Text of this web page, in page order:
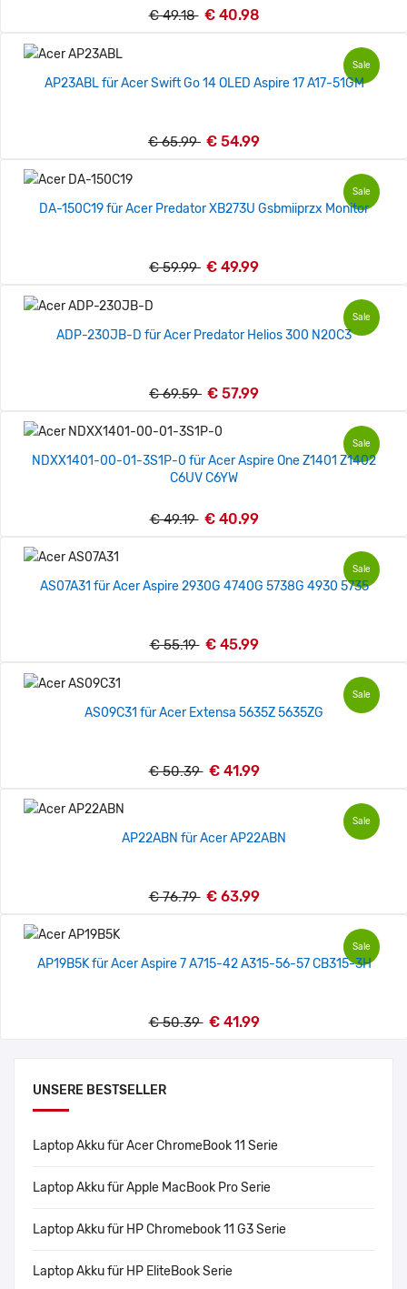
UNSERE BESTSELLER
Laptop Akku für Acer ChromeBook 11 Serie
Laptop Akku für Apple MacBook Pro Serie
Laptop Akku für HP Chromebook 11 G3 Serie
Laptop Akku für HP EliteBook Serie
€ 49.18 € 40.98
Sale
AP23ABL für Acer Swift Go 14 OLED Aspire 17 A17-51GM
€ 65.99 € 54.99
Sale
DA-150C19 für Acer Predator XB273U Gsbmiiprzx Monitor
€ 59.99 € 49.99
Sale
ADP-230JB-D für Acer Predator Helios 300 N20C3
€ 69.59 € 57.99
Sale
NDXX1401-00-01-3S1P-0 für Acer Aspire One Z1401 Z1402
C6UV C6YW
€ 49.19 € 40.99
Sale
AS07A31 für Acer Aspire 2930G 4740G 5738G 4930 5735
€ 55.19 € 45.99
Sale
AS09C31 für Acer Extensa 5635Z 5635ZG
€ 50.39 € 41.99
Sale
AP22ABN für Acer AP22ABN
€ 76.79 € 63.99
Sale
AP19B5K für Acer Aspire 7 A715-42 A315-56-57 CB315-3H
€ 50.39 € 41.99